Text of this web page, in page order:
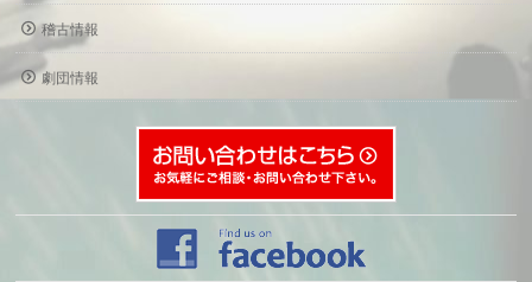
稽古情報
劇団情報